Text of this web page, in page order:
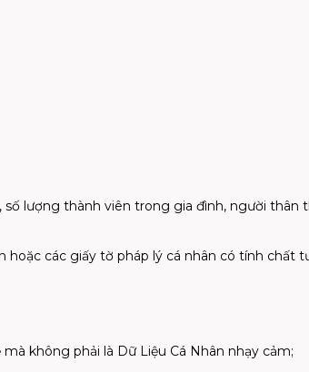
lượng thành viên trong gia đình, người thân
hoặc các giấy tờ pháp lý cá nhân có tính chất
không phải là Dữ Liệu Cá Nhân nhạy cảm;